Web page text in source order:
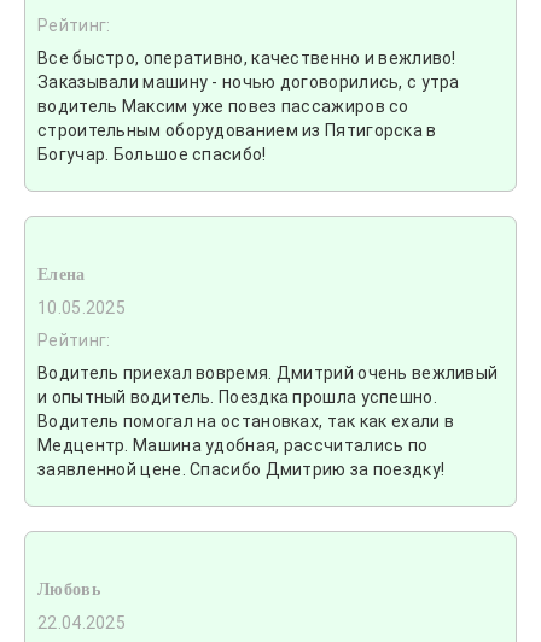
Рейтинг:
Все быстро, оперативно, качественно и вежливо!
Заказывали машину - ночью договорились, с утра
водитель Максим уже повез пассажиров со
строительным оборудованием из Пятигорска в
Богучар. Большое спасибо!
Елена
10.05.2025
Рейтинг:
Водитель приехал вовремя. Дмитрий очень вежливый
и опытный водитель. Поездка прошла успешно.
Водитель помогал на остановках, так как ехали в
Медцентр. Машина удобная, рассчитались по
заявленной цене. Спасибо Дмитрию за поездку!
Любовь
22.04.2025